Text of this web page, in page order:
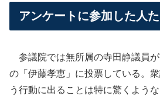
アンケートに参加した人
参議院では無所属の寺田静議員
の「伊藤孝恵」に投票している。
う行動に出ることは特に驚くよう